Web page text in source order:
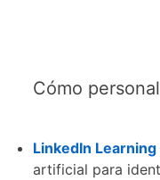
Cómo
LinkedIn Learning
artificial para